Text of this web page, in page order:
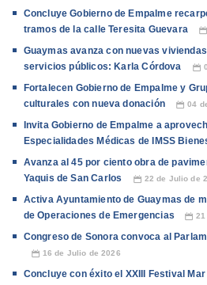
Concluye Gobierno de Empalme
tramos de la calle Teresita Guevara
📅
Guaymas avanza con nuevas
servicios públicos: Karla Córdova
📅
Fortalecen Gobierno de Empalme y
culturales con nueva donación
📅 04
Invita Gobierno de Empalme a
Especialidades Médicas de IMSS
Avanza al 45 por ciento obra de
Yaquis de San Carlos
📅 22 de Julio de
Activa Ayuntamiento de Guaymas de
de Operaciones de Emergencias
📅
Congreso de Sonora convoca al
📅 16 de Julio de 2026
Concluye con éxito el XXIII Festival